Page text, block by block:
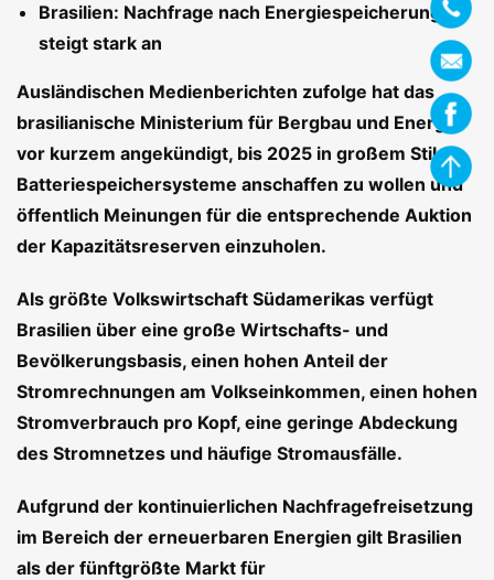
Brasilien: Nachfrage nach Energiespeicherung
steigt stark an
Ausländischen Medienberichten zufolge hat das
brasilianische Ministerium für Bergbau und Energie
vor kurzem angekündigt, bis 2025 in großem Stil
Batteriespeichersysteme anschaffen zu wollen und
öffentlich Meinungen für die entsprechende Auktion
der Kapazitätsreserven einzuholen.
Als größte Volkswirtschaft Südamerikas verfügt
Brasilien über eine große Wirtschafts- und
Bevölkerungsbasis, einen hohen Anteil der
Stromrechnungen am Volkseinkommen, einen hohen
Stromverbrauch pro Kopf, eine geringe Abdeckung
des Stromnetzes und häufige Stromausfälle.
Aufgrund der kontinuierlichen Nachfragefreisetzung
im Bereich der erneuerbaren Energien gilt Brasilien
als der fünftgrößte Markt für